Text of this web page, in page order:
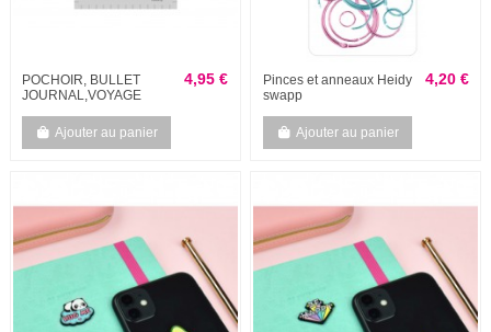
POCHOIR, BULLET
JOURNAL,VOYAGE
4,95 €
Ajouter au panier
Pinces et anneaux Heidy
swapp
4,20 €
Ajouter au panier